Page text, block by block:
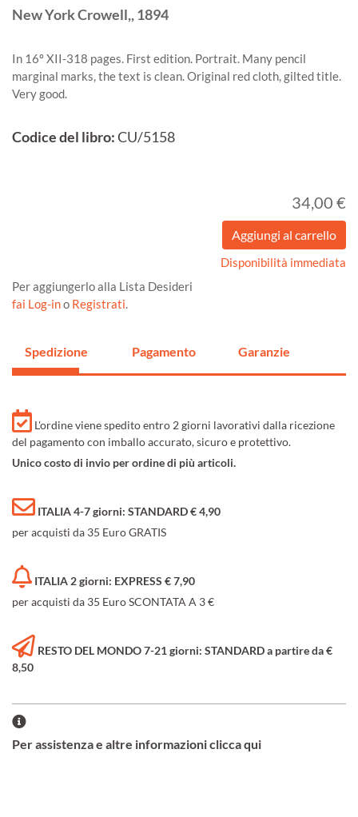
New YorkCrowell,,1894
In 16º XII-318 pages. First edition. Portrait. Many pencil
marginal marks, the text is clean. Original red cloth, gilted title.
Very good.
Codice del libro:CU/5158
34,00 €
Disponibilità immediata
Per aggiungerlo alla Lista Desideri
fai Log-ino Registrati.
Spedizione Pagamento Garanzie
L'ordine viene spedito entro 2 giorni lavorativi dalla ricezione
del pagamento con imballo accurato, sicuro e protettivo.
Unico costo di invio per ordine di più articoli.
ITALIA 4-7 giorni: STANDARD € 4,90
per acquisti da 35 Euro GRATIS
ITALIA 2 giorni: EXPRESS € 7,90
per acquisti da 35 Euro SCONTATA A 3 €
RESTO DEL MONDO 7-21 giorni: STANDARD a partire da €
8,50
Per assistenza e altre informazioni clicca qui